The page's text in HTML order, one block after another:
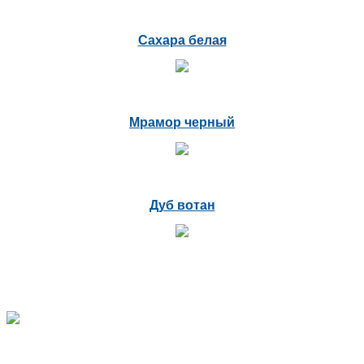
Сахара белая
Мрамор черный
Дуб вотан